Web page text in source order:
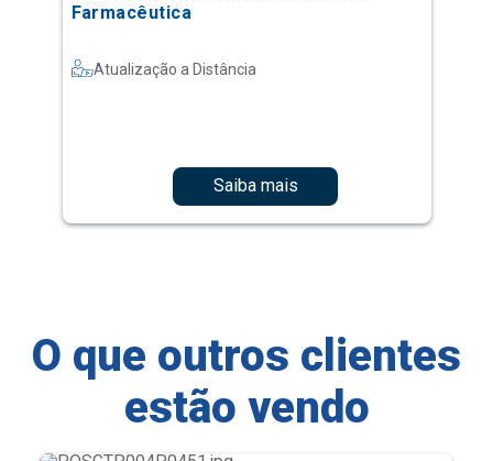
Farmacêutica
Atualização a Distância
Saiba mais
O que outros clientes
estão vendo